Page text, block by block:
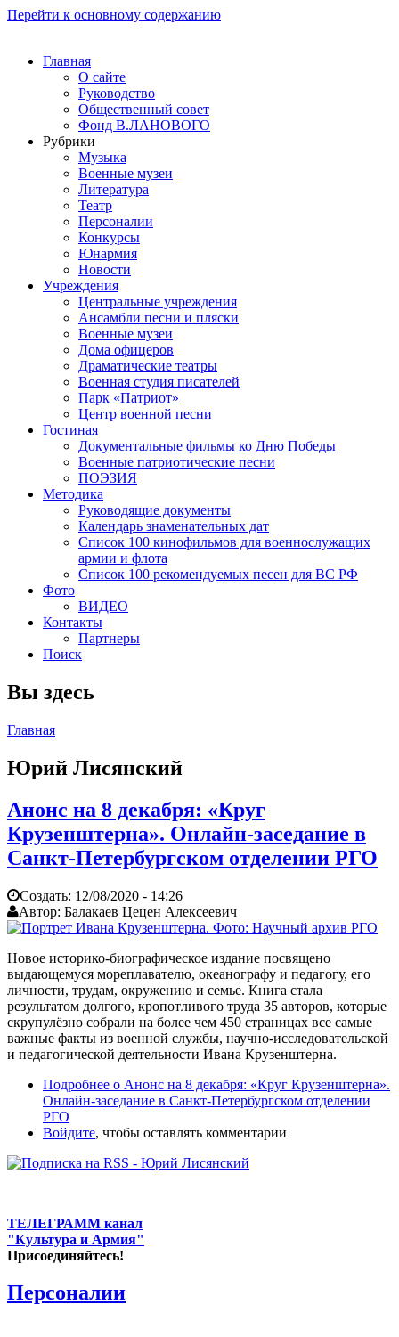
Перейти к основному содержанию
Главная
О сайте
Руководство
Общественный совет
Фонд В.ЛАНОВОГО
Рубрики
Музыка
Военные музеи
Литература
Театр
Персоналии
Конкурсы
Юнармия
Новости
Учреждения
Центральные учреждения
Ансамбли песни и пляски
Военные музеи
Дома офицеров
Драматические театры
Военная студия писателей
Парк «Патриот»
Центр военной песни
Гостиная
Документальные фильмы ко Дню Победы
Военные патриотические песни
ПОЭЗИЯ
Методика
Руководящие документы
Календарь знаменательных дат
Список 100 кинофильмов для военнослужащих
армии и флота
Список 100 рекомендуемых песен для ВС РФ
Фото
ВИДЕО
Контакты
Партнеры
Поиск
Вы здесь
Главная
Юрий Лисянский
Анонс на 8 декабря: «Круг
Крузенштерна». Онлайн-заседание в
Санкт-Петербургском отделении РГО
Создать: 12/08/2020 - 14:26
Автор: Балакаев Цецен Алексеевич
Новое историко-биографическое издание посвящено
выдающемуся мореплавателю, океанографу и педагогу, его
личности, трудам, окружению и семье. Книга стала
результатом долгого, кропотливого труда 35 авторов, которые
скрупулёзно собрали на более чем 450 страницах все самые
важные факты из военной службы, научно-исследовательской
и педагогической деятельности Ивана Крузенштерна.
Подробнее о Анонс на 8 декабря: «Круг Крузенштерна».
Онлайн-заседание в Санкт-Петербургском отделении
РГО
Войдите, чтобы оставлять комментарии
ТЕЛЕГРАММ канал
"Культура и Армия"
Присоединяйтесь!
Персоналии